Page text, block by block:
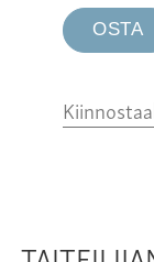
OSTA